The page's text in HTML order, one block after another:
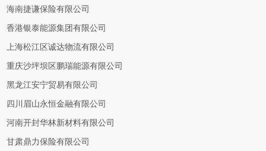
海南捷谦保险有限公司
香港银泰能源集团有限公司
上海松江区诚达物流有限公司
重庆沙坪坝区鹏瑞能源有限公司
黑龙江安宁贸易有限公司
四川眉山永恒金融有限公司
河南开封华林新材料有限公司
甘肃鼎力保险有限公司